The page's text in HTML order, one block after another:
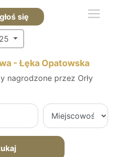
się
- Łęka Opatowska
nagrodzone przez Orły